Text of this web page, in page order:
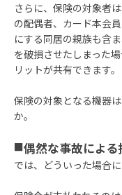
さらに、保険の対象者
の配偶者、カード本会
にする同居の親族も含
を破損させたしまった
リットが共有できます。
保険の対象となる機器
か。
■偶然な事故による
では、どういった場合